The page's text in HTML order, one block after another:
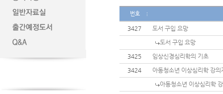
번호
3427
도서 구입 요망
도서 구입 요망
3425
임상신경심리학의 기초
3424
아동청소년 이상심리학 강의
아동청소년 이상심리학